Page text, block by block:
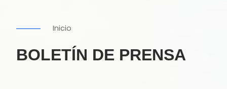
Inicio
BOLETÍN DE PRENSA